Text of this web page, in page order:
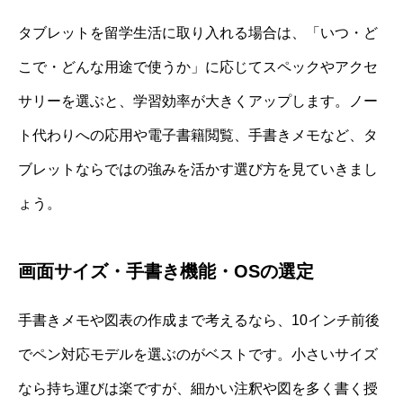
タブレットを留学生活に取り入れる場合は、「いつ・ど
こで・どんな用途で使うか」に応じてスペックやアクセ
サリーを選ぶと、学習効率が大きくアップします。ノー
ト代わりへの応用や電子書籍閲覧、手書きメモなど、タ
ブレットならではの強みを活かす選び方を見ていきまし
ょう。
画面サイズ・手書き機能・OSの選定
手書きメモや図表の作成まで考えるなら、10インチ前後
でペン対応モデルを選ぶのがベストです。小さいサイズ
なら持ち運びは楽ですが、細かい注釈や図を多く書く授